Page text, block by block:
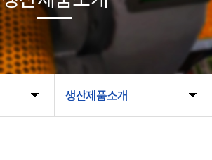
생산제품소개